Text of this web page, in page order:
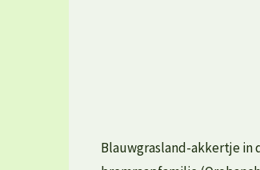
Blauwgrasland-akkertje in